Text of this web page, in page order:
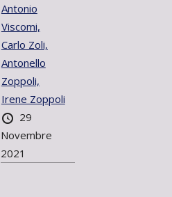
Antonio
Viscomi,
Carlo Zoli,
Antonello
Zoppoli,
Irene Zoppoli
29
Novembre
2021